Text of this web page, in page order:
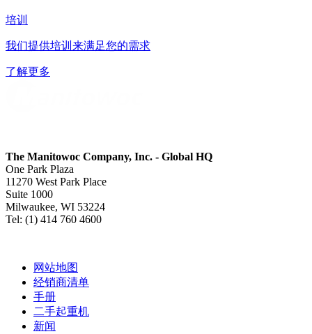
培训
我们提供培训来满足您的需求
了解更多
The Manitowoc Company, Inc. - Global HQ
One Park Plaza
11270 West Park Place
Suite 1000
Milwaukee, WI 53224
Tel: (1) 414 760 4600
网站地图
经销商清单
手册
二手起重机
新闻